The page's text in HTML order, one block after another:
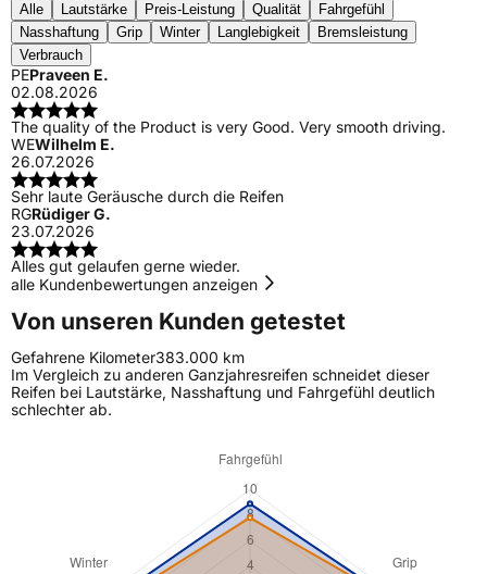
Alle Lautstärke Preis-Leistung Qualität
Fahrgefühl
Nasshaftung
Grip Winter Langlebigkeit
Bremsleistung
Verbrauch
PEPraveen E.
02.08.2026
The quality of the Product is very Good. Very smooth driving.
WEWilhelm E.
26.07.2026
Sehr laute Geräusche durch die Reifen
RGRüdiger G.
23.07.2026
Alles gut gelaufen gerne wieder.
alle Kundenbewertungen anzeigen
Von unseren Kunden getestet
Gefahrene Kilometer383.000 km
Im Vergleich zu anderen Ganzjahresreifen schneidet dieser
Reifen bei Lautstärke, Nasshaftung und Fahrgefühl deutlich
schlechter ab.